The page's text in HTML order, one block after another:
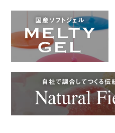
国産ソフトジェル
自社で調合してつくる伝